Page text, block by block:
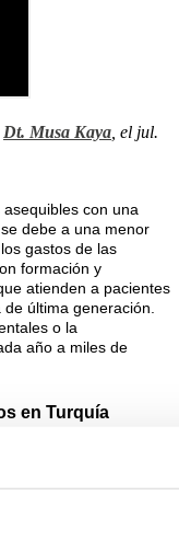
Dt. Musa Kaya , el jul.
con una
debe a una menor
gastos de las
formación y
atienden a pacientes
última generación.
o la
año a miles de
en Turquía
tratamiento
internacionales son:
y duraderos.